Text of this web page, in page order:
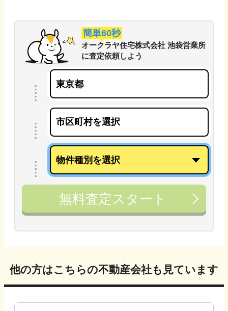
簡単60秒
オークラヤ住宅株式会社 池袋営業所
に査定依頼しよう
無料査定スタート
他の方はこちらの不動産会社も見ています